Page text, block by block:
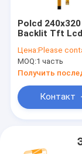
Polcd
Backlit Tft Lcd
LCM 260 Нит
Яркость Lcm
Панель
Цена:Please contact us for
MOQ:1 часть
Получить
Контакт